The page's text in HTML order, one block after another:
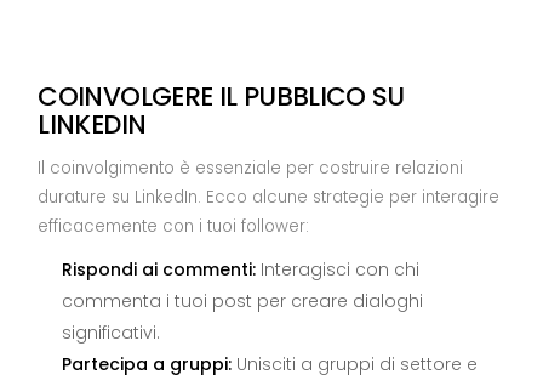
COINVOLGERE IL PUBBLICO SU
LINKEDIN
Il coinvolgimento è essenziale per costruire relazioni
durature su LinkedIn. Ecco alcune strategie per interagire
efficacemente con i tuoi follower:
Rispondi ai commenti:Interagisci con chi
commenta i tuoi post per creare dialoghi
significativi.
Partecipa a gruppi:Unisciti a gruppi di settore e